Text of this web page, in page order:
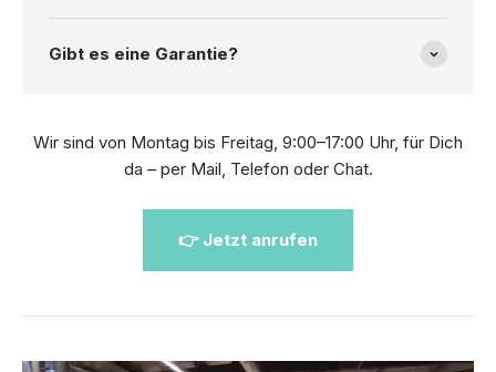
Gibt es eine Garantie?
Wir sind von Montag bis Freitag, 9:00–17:00 Uhr, für Dich
da – per Mail, Telefon oder Chat.
👉 Jetzt anrufen